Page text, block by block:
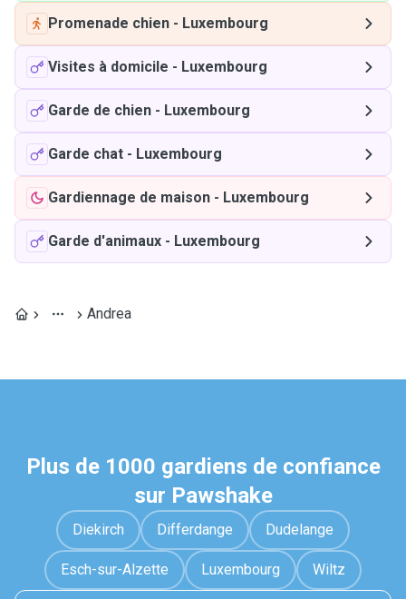
Promenade chien - Luxembourg
Visites à domicile - Luxembourg
Garde de chien - Luxembourg
Garde chat - Luxembourg
Gardiennage de maison - Luxembourg
Garde d'animaux - Luxembourg
Andrea
Plus de 1000 gardiens de confiance
sur Pawshake
Diekirch Differdange Dudelange
Esch-sur-Alzette Luxembourg Wiltz